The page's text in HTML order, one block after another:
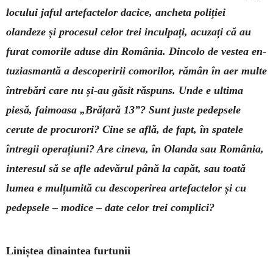
lo­cului jaful arte­fac­telor dacice, ancheta poliției
olandeze și procesul celor trei inculpați, acu­zați că au
furat comorile aduse din România. Dincolo de vestea en­
tuzias­man­tă a descoperirii comorilor, rămân în aer multe
întrebări care nu și-au găsit răspuns. Unde e ultima
piesă, faimoasa „Brățară 13”? Sunt juste pe­depsele
cerute de procurori? Cine se află, de fapt, în spa­tele
întregii ope­rațiuni? Are cineva, în Olanda sau România,
interesul să se afle ade­vărul până la capăt, sau toată
lumea e mulțumită cu des­co­perirea arte­factelor și cu
pedepsele – modice – date celor trei complici?
Liniștea dinaintea furtunii